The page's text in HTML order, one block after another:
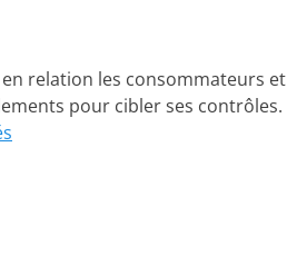
relation les consommateurs
pour cibler ses contrôles.